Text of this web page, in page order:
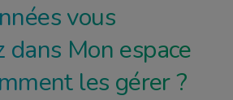
vous
dans Mon espace
les gérer ?